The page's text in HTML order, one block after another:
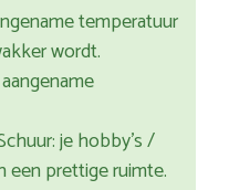
temperatuur
wordt.
je hobby’s /
een prettige ruimte.